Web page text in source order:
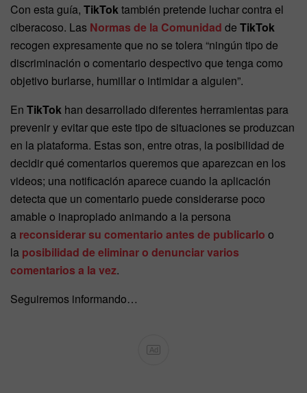
Con esta guía, TikToktambién pretende luchar contra el
ciberacoso. Las Normas de la Comunidad de TikTok
recogen expresamente que no se tolera “ningún tipo de
discriminación o comentario despectivo que tenga como
objetivo burlarse, humillar o intimidar a alguien”.
En TikTok han desarrollado diferentes herramientas para
prevenir y evitar que este tipo de situaciones se produzcan
en la plataforma. Estas son, entre otras, la posibilidad de
decidir qué comentarios queremos que aparezcan en los
videos; una notificación aparece cuando la aplicación
detecta que un comentario puede considerarse poco
amable o inapropiado animando a la persona
a reconsiderar su comentario antes de publicarlo o
la posibilidad de eliminar o denunciar varios
comentarios a la vez.
Seguiremos informando…
Ad